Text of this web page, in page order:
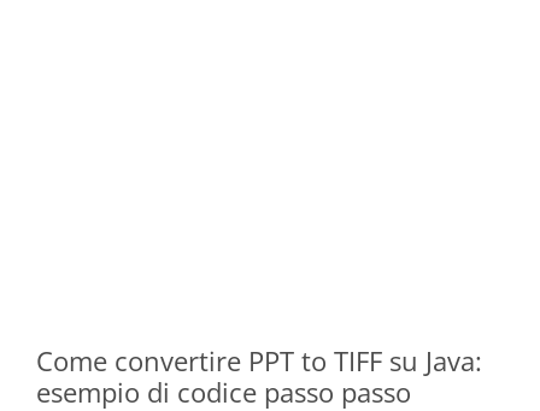
Come convertire PPT to TIFF su Java:
esempio di codice passo passo